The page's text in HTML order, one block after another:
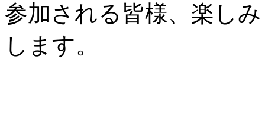
参加される皆様、楽し
します。